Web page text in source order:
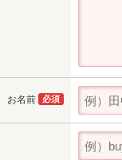
お名前 必須